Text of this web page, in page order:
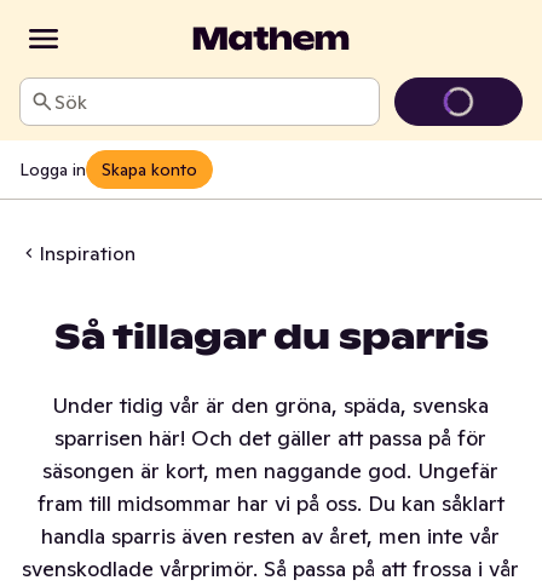
Sök
Logga in Skapa konto
Inspiration
Så tillagar du sparris
Under tidig vår är den gröna, späda, svenska
sparrisen här! Och det gäller att passa på för
säsongen är kort, men naggande god. Ungefär
fram till midsommar har vi på oss. Du kan såklart
handla sparris även resten av året, men inte vår
svenskodlade vårprimör. Så passa på att frossa i vår